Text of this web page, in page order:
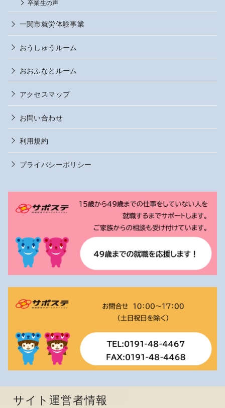
卒業生の声
一関市就労体験事業
おうしゅうルーム
おおふなとルーム
アクセスマップ
お問い合わせ
利用規約
プライバシーポリシー
サイト運営者情報